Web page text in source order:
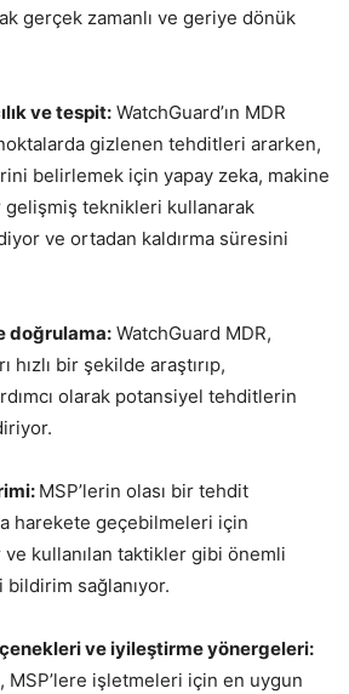
gerçek zamanlı ve geriye dönük
ve tespit: WatchGuard’ın MDR
gizlenen tehditleri ararken,
belirlemek için yapay zeka, makine
teknikleri kullanarak
ve ortadan kaldırma süresini
doğrulama: WatchGuard MDR,
hızlı bir şekilde araştırıp,
olarak potansiyel tehditlerin
MSP’lerin olası bir tehdit
harekete geçebilmeleri için
kullanılan taktikler gibi önemli
bildirim sağlanıyor.
ve iyileştirme yönergeleri:
MSP’lere işletmeleri için en uygun